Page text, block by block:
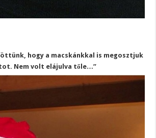
hogy a macskánkkal is megosztjuk
Nem volt elájulva tőle…”